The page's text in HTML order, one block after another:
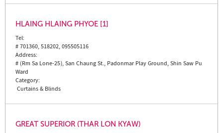
HLAING HLAING PHYOE [1]
Tel:
# 701360, 518202, 095505116
Address:
# (Rm Sa Lone-25), San Chaung St., Padonmar Play Ground, Shin Saw Pu
Ward
Category:
Curtains & Blinds
GREAT SUPERIOR (THAR LON KYAW)